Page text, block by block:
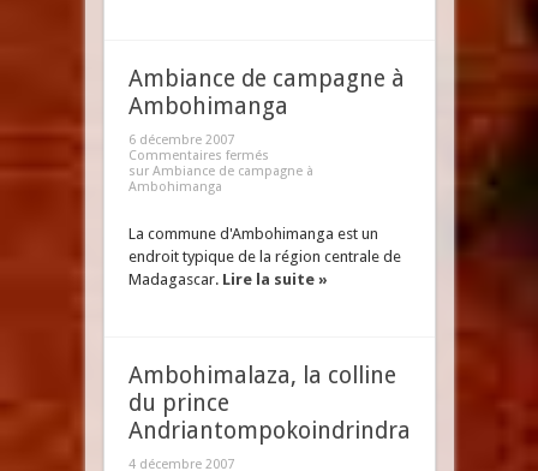
Ambiance de campagne à
Ambohimanga
6 décembre 2007
Commentaires fermés
sur Ambiance de campagne à
Ambohimanga
La commune d'Ambohimanga est un
endroit typique de la région centrale de
Madagascar. Lire la suite »
Ambohimalaza, la colline
du prince
Andriantompokoindrindra
4 décembre 2007